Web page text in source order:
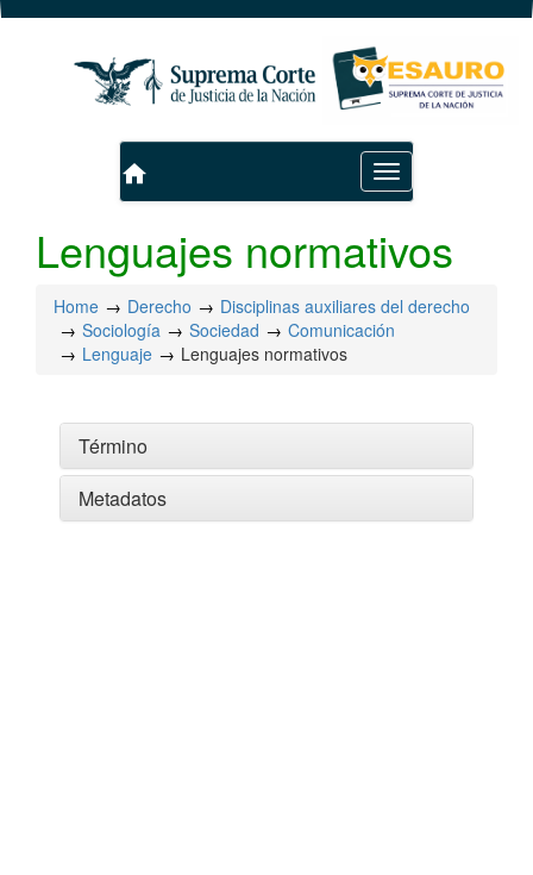
Toggle
navigation
home
Lenguajes normativos
Home Derecho
Disciplinas auxiliares del derecho
Sociología
Sociedad
Comunicación
Lenguaje
Lenguajes normativos
Término
Metadatos